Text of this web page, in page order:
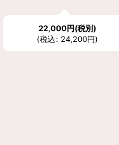
22,000円(税別)
(税込: 24,200円)